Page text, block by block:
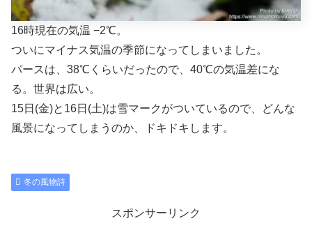
16時現在の気温 −2℃。
ついにマイナス気温の季節になってしまいました。
パースは、38℃くらいだったので、40℃の気温差にな
る。世界は広い。
15日(金)と16日(土)は雪マークがついているので、どんな
風景になってしまうのか、ドキドキします。
冬の風物詩
スポンサーリンク